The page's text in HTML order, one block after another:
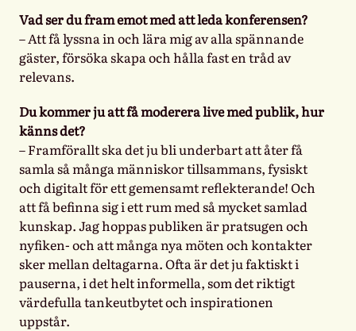
Vad ser du fram emot med att leda konferensen?
– Att få lyssna in och lära mig av alla spännande
gäster, försöka skapa och hålla fast en tråd av
relevans.
Du kommer ju att få moderera live med publik, hur
känns det?
– Framförallt ska det ju bli underbart att åter få
samla så många människor tillsammans, fysiskt
och digitalt för ett gemensamt reflekterande! Och
att få befinna sig i ett rum med så mycket samlad
kunskap. Jag hoppas publiken är pratsugen och
nyfiken- och att många nya möten och kontakter
sker mellan deltagarna. Ofta är det ju faktiskt i
pauserna, i det helt informella, som det riktigt
värdefulla tankeutbytet och inspirationen
uppstår.